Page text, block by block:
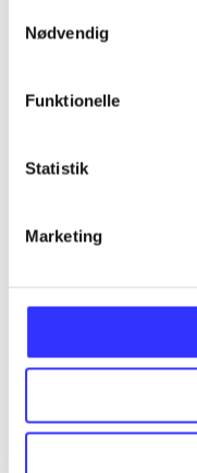
Nødvendig
Funktionelle
Statistik
Marketing
Artikler